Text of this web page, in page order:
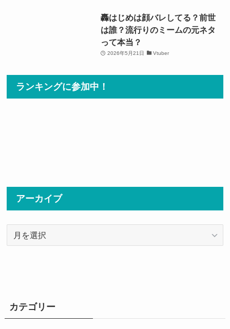
轟はじめは顔バレしてる？前世
は誰？流行りのミームの元ネタ
って本当？
2026年5月21日 Vtuber
ランキングに参加中！
アーカイブ
カテゴリー